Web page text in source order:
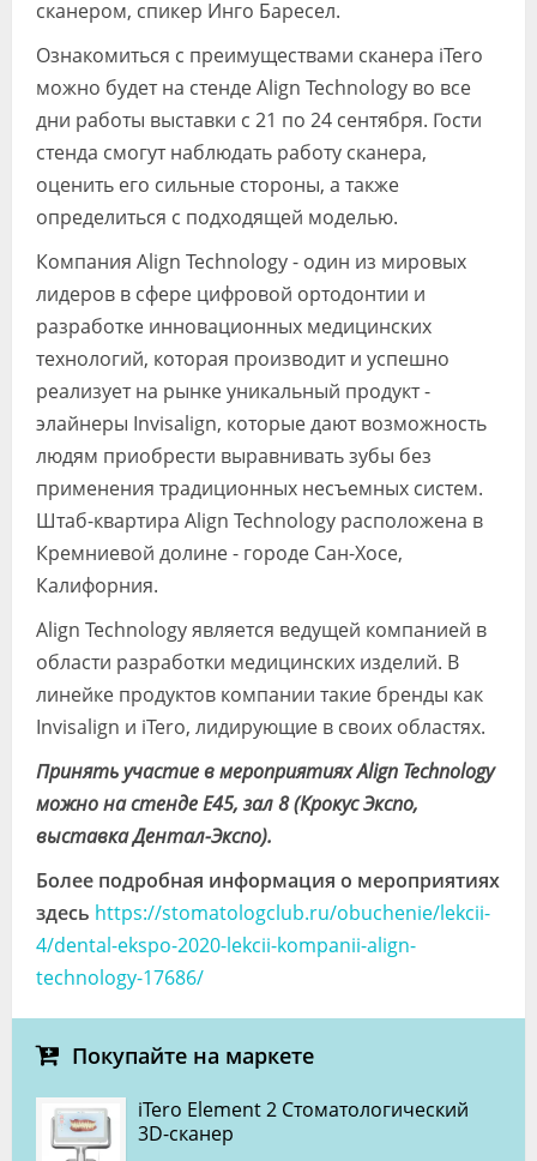
сканером, спикер Инго Баресел.
Ознакомиться с преимуществами сканера iTero
можно будет на стенде Align Technology во все
дни работы выставки с 21 по 24 сентября. Гости
стенда смогут наблюдать работу сканера,
оценить его сильные стороны, а также
определиться с подходящей моделью.
Компания Align Technology - один из мировых
лидеров в сфере цифровой ортодонтии и
разработке инновационных медицинских
технологий, которая производит и успешно
реализует на рынке уникальный продукт -
элайнеры Invisalign, которые дают возможность
людям приобрести выравнивать зубы без
применения традиционных несъемных систем.
Штаб-квартира Align Technology расположена в
Кремниевой долине - городе Сан-Хосе,
Калифорния.
Align Technology является ведущей компанией в
области разработки медицинских изделий. В
линейке продуктов компании такие бренды как
Invisalign и iTero, лидирующие в своих областях.
Принять участие в мероприятиях Align Technology
можно на стенде E45, зал 8 (Крокус Экспо,
выставка Дентал-Экспо).
Более подробная информация о мероприятиях
здесь https://stomatologclub.ru/obuchenie/lekcii-
4/dental-ekspo-2020-lekcii-kompanii-align-
technology-17686/
Покупайте на маркете
iTero Element 2 Стоматологический
3D-сканер